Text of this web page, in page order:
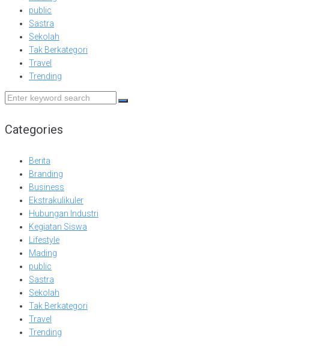
public
Sastra
Sekolah
Tak Berkategori
Travel
Trending
Search
Categories
Berita
Branding
Business
Ekstrakulikuler
Hubungan Industri
Kegiatan Siswa
Lifestyle
Mading
public
Sastra
Sekolah
Tak Berkategori
Travel
Trending